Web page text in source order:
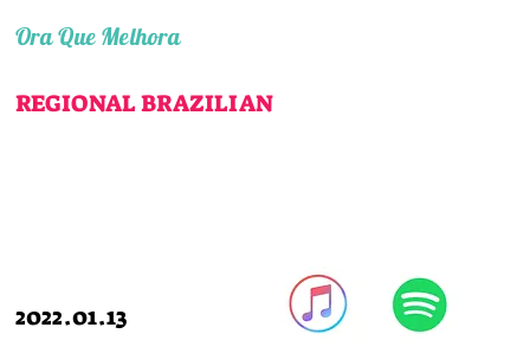
Ora Que Melhora
REGIONAL BRAZILIAN
2022.01.13